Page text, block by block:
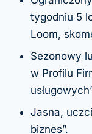
tygodniu 5
Loom,
Sezonowy
w Profilu
Jasna,
biznes”.